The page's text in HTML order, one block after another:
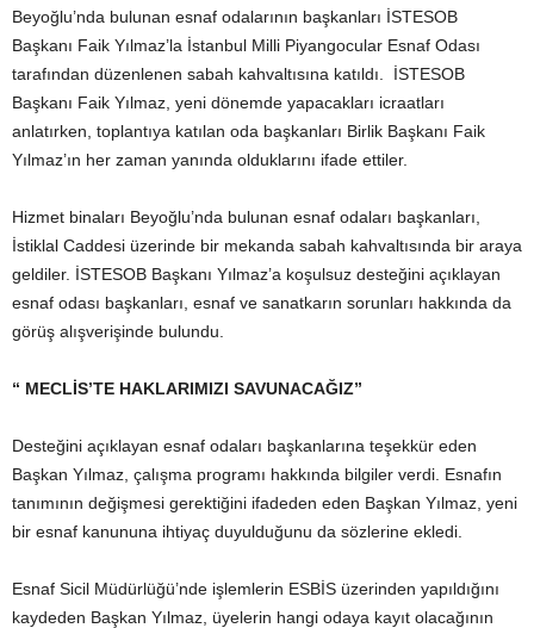
Beyoğlu’nda bulunan esnaf odalarının başkanları İSTESOB
Başkanı Faik Yılmaz’la İstanbul Milli Piyangocular Esnaf Odası
tarafından düzenlenen sabah kahvaltısına katıldı. İSTESOB
Başkanı Faik Yılmaz, yeni dönemde yapacakları icraatları
anlatırken, toplantıya katılan oda başkanları Birlik Başkanı Faik
Yılmaz’ın her zaman yanında olduklarını ifade ettiler.
Hizmet binaları Beyoğlu’nda bulunan esnaf odaları başkanları,
İstiklal Caddesi üzerinde bir mekanda sabah kahvaltısında bir araya
geldiler. İSTESOB Başkanı Yılmaz’a koşulsuz desteğini açıklayan
esnaf odası başkanları, esnaf ve sanatkarın sorunları hakkında da
görüş alışverişinde bulundu.
“ MECLİS’TE HAKLARIMIZI SAVUNACAĞIZ”
Desteğini açıklayan esnaf odaları başkanlarına teşekkür eden
Başkan Yılmaz, çalışma programı hakkında bilgiler verdi. Esnafın
tanımının değişmesi gerektiğini ifadeden eden Başkan Yılmaz, yeni
bir esnaf kanununa ihtiyaç duyulduğunu da sözlerine ekledi.
Esnaf Sicil Müdürlüğü’nde işlemlerin ESBİS üzerinden yapıldığını
kaydeden Başkan Yılmaz, üyelerin hangi odaya kayıt olacağının